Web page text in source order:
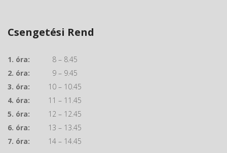
Csengetési Rend
1. óra: 8 – 8.45
2. óra: 9 – 9.45
3. óra: 10 – 10.45
4. óra: 11 – 11.45
5. óra: 12 – 12.45
6. óra: 13 – 13.45
7. óra: 14 – 14.45